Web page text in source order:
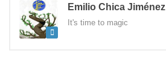
Emilio Chica Jiménez
It's time to magic